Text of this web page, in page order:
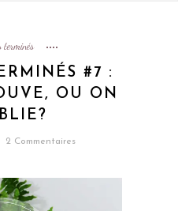
#7 :
OU ON
2 Commentaires